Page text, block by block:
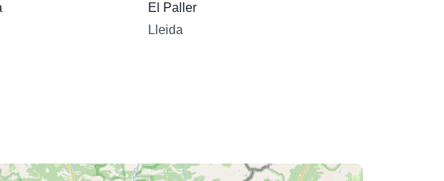
El Paller
Lleida